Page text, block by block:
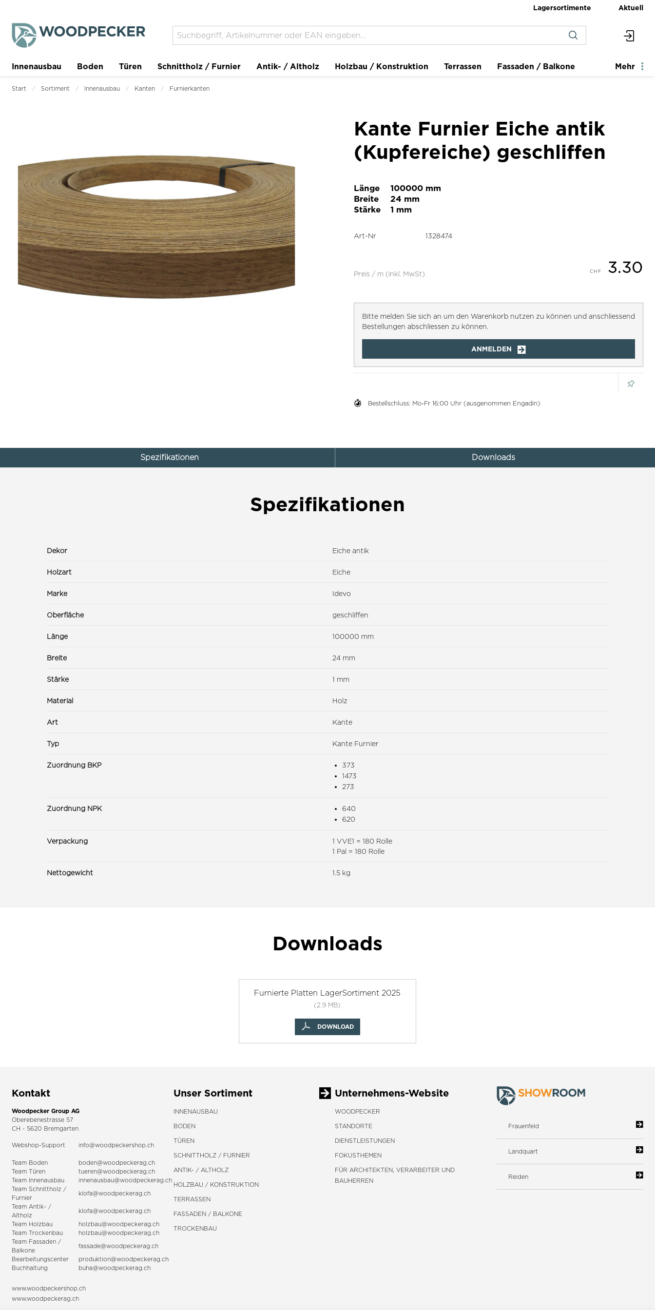
Lagersortimente Aktuell
Innenausbau Boden Türen Schnittholz / Furnier Antik- / Altholz Holzbau / Konstruktion Terrassen Fassaden / Balkone
Trockenbau Planer
Mehr
Start Sortiment Innenausbau Kanten Furnierkanten
Kante Furnier Eiche antik
(Kupfereiche) geschliffen
Länge
100000 mm
Breite
24 mm
Stärke
1 mm
Preis / m (inkl. MwSt) 3.30
Bitte melden Sie sich an um den Warenkorb nutzen zu können und anschliessend
Bestellungen abschliessen zu können.
ANMELDEN
Bestellschluss: Mo-Fr 16:00 Uhr (ausgenommen Engadin)
Art-Nr 1328474
Spezifikationen Downloads
Spezifikationen
Dekor Eiche antik
Holzart Eiche
Marke Idevo
Oberfläche geschliffen
Länge 100000 mm
Breite 24 mm
Stärke 1 mm
Material Holz
Art Kante
Typ Kante Furnier
Zuordnung BKP
373
1473
273
Zuordnung NPK
640
620
Verpackung
1 VVE1 = 180 Rolle
1 Pal = 180 Rolle
Nettogewicht 1.5 kg
Downloads
Furnierte Platten LagerSortiment 2025
(2.9 MB)
DOWNLOAD
Kontakt
Woodpecker Group AG
Oberebenestrasse 57
CH - 5620 Bremgarten
Webshop-Support info@woodpeckershop.ch
Team Boden
boden@woodpeckerag.ch
Team Türen
tueren@woodpeckerag.ch
Team Innenausbau
innenausbau@woodpeckerag.ch
Team Schnittholz /
Furnier
klofa@woodpeckerag.ch
Team Antik- /
Altholz
klofa@woodpeckerag.ch
Team Holzbau
holzbau@woodpeckerag.ch
Team Trockenbau
holzbau@woodpeckerag.ch
Team Fassaden /
Balkone
fassade@woodpeckerag.ch
Bearbeitungscenter
produktion@woodpeckerag.ch
Buchhaltung
buha@woodpeckerag.ch
www.woodpeckershop.ch
www.woodpeckerag.ch
Unser Sortiment
INNENAUSBAU
BODEN
TÜREN
SCHNITTHOLZ / FURNIER
ANTIK- / ALTHOLZ
HOLZBAU / KONSTRUKTION
TERRASSEN
FASSADEN / BALKONE
TROCKENBAU
Unternehmens-Website
WOODPECKER
STANDORTE
DIENSTLEISTUNGEN
FOKUSTHEMEN
FÜR ARCHITEKTEN, VERARBEITER UND
BAUHERREN
Frauenfeld
Landquart
Reiden